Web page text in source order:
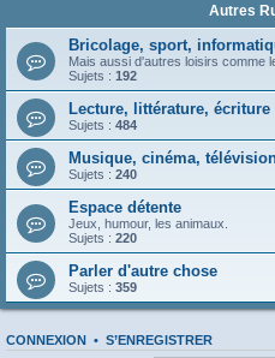
Autres
Bricolage, sport,
Mais aussi d'autres loisirs comme
Sujets : 192
Lecture, littérature, écriture
Sujets : 484
Musique, cinéma,
Sujets : 240
Espace détente
Jeux, humour, les animaux.
Sujets : 220
Parler d'autre chose
Sujets : 359
CONNEXION • S’ENREGISTRER